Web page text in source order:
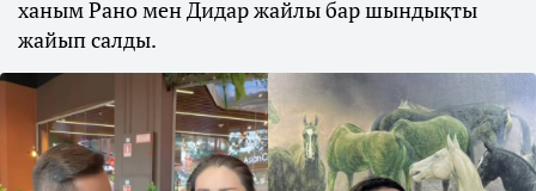
ханым Рано мен Дидар жайлы бар шындықты
жайып салды.